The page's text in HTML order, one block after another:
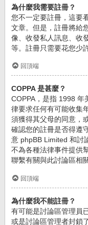
為什麼我需要註冊？
您不一定要註冊，這要
文章。但是，註冊將給
像、收發私人訊息、收
等。註冊只需要花您少
回頂端
COPPA 是甚麼？
COPPA，是指 1998 年
律要求任何有可能收集
須獲得其父母的同意，
確認您的註冊是否得遵
意 phpBB Limited 和討
不為各種法律事件提供
聯繫有關與此討論區相
回頂端
為什麼我不能註冊？
有可能是討論區管理員
或是討論區管理者封鎖